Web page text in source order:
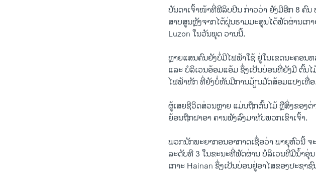
ບັນດາ​ເຈົ້າໜ້າ​ທີ່ຟີ​ລິບ​ປີນ ກ່າວ​ວ່າ ຍັງ​ມີອີກ 8 ຄົນ​
ສາບ​ສູນ​ຫຼັງຈາກ​ໄຕ້​ຝຸ່ນຣາມມະສູນໄດ້​ພັດ​ຜ່ານ​ເກ
Luzon ​ໃນ​ວັນ​ພຸດ ວານ​ນີ້.
ຫຼາຍ​ແສນ​ຄົນ​ຍັງ​ບໍ່​ມີ​ໄຟຟ້າ​ໃຊ້ ຢູ່ໃນ​ເຂດນະຄອນ
ແລະ​ ບໍ​ລິ​ເວນອ້ອມ​ແອ້ມ ຊຶ່ງ​ເປັນ​ບ່ອນ​ທີ່​ຍັງ​ມີ​ ຕົ້ນ​ໄ
ໄຟຟ້າ​ຫັກ ທີ່ຍັງບໍ່ທັນມີການມ້ຽນມັດສ້ອມແປງເທື່ອ.
ຜູ້​ເສຍ​ຊີວິດ​ສ່ວນຫຼາຍ ແມ່ນ​ຖືກຕົ້ນ​ໄມ້ ຫຼືສິ່ງ​ຂອງ​ຕ່
ຍ້ອນ​ຖືກ​ຝາ​ອາ ຄານພັງລົງມາທັບພວກ​ເຂົາ​ເຈົ້າ.
ພວກນັກ​ພະຍາ​ກອນ​ອາກາດເຊື່ອ​ວ່າ ພາຍຸ​ຫົວ​ນີ້
ລະດັບທີ 3 ​ໃນ​ຂະນະ​ທີ່​ພັດຜ່ານ ​ບໍລິເວນທີ່ມີນ້ຳອຸ່
ເກາະ Hainan ຊຶ່ງ​ເປັນ​ບ່ອນຢູ່​ອາ​ໄສ​ຂອງ​ປະຊາ